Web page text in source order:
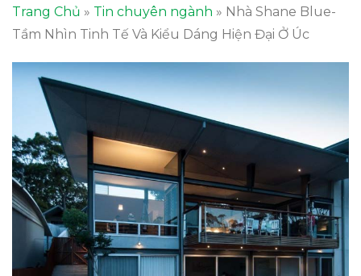
Trang Chủ » Tin chuyên ngành » Nhà Shane Blue-
Tầm Nhìn Tinh Tế Và Kiểu Dáng Hiện Đại Ở Úc